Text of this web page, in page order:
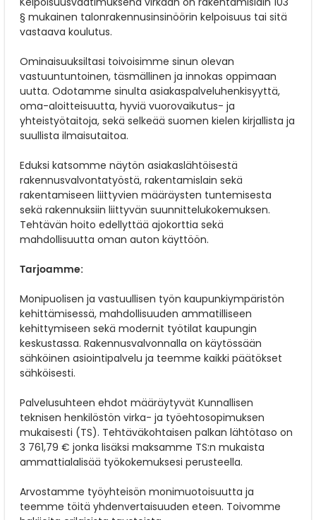
§ mukainen talonrakennusinsinöörin kelpoisuus tai sitä
vastaava koulutus.
Ominaisuuksiltasi toivoisimme sinun olevan
vastuuntuntoinen, täsmällinen ja innokas oppimaan
uutta. Odotamme sinulta asiakaspalveluhenkisyyttä,
oma-aloitteisuutta, hyviä vuorovaikutus- ja
yhteistyötaitoja, sekä selkeää suomen kielen kirjallista ja
suullista ilmaisutaitoa.
Eduksi katsomme näytön asiakaslähtöisestä
rakennusvalvontatyöstä, rakentamislain sekä
rakentamiseen liittyvien määräysten tuntemisesta
sekä rakennuksiin liittyvän suunnittelukokemuksen.
Tehtävän hoito edellyttää ajokorttia sekä
mahdollisuutta oman auton käyttöön.
Tarjoamme:
Monipuolisen ja vastuullisen työn kaupunkiympäristön
kehittämisessä, mahdollisuuden ammatilliseen
kehittymiseen sekä modernit työtilat kaupungin
keskustassa. Rakennusvalvonnalla on käytössään
sähköinen asiointipalvelu ja teemme kaikki päätökset
sähköisesti.
Palvelusuhteen ehdot määräytyvät Kunnallisen
teknisen henkilöstön virka- ja työehtosopimuksen
mukaisesti (TS). Tehtäväkohtaisen palkan lähtötaso on
3 761,79 € jonka lisäksi maksamme TS:n mukaista
ammattialalisää työkokemuksesi perusteella.
Arvostamme työyhteisön monimuotoisuutta ja
teemme töitä yhdenvertaisuuden eteen. Toivomme